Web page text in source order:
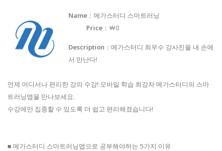
Name ：메가스터디 스마트러닝
Price ：￦0
Description ：메가스터디 최우수 강사진을 내 손에
서 만난다!
언제 어디서나 편리한 강의 수강! 모바일 학습 최강자 메가스터디의 스마
트러닝앱을 만나보세요.
수강에만 집중할 수 있도록 더 쉽고 편리해졌습니다!
■ 메가스터디 스마트러닝앱으로 공부해야하는 5가지 이유